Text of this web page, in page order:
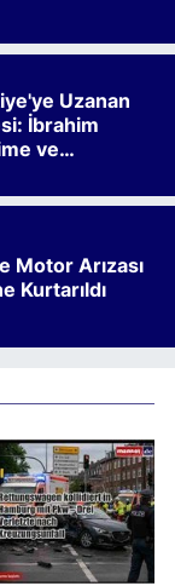
Uzanan
İbrahim
ve
Motor Arızası
Kurtarıldı